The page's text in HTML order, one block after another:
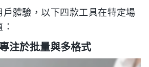
體驗，以下四款工具在特定場
注於批量與多格式